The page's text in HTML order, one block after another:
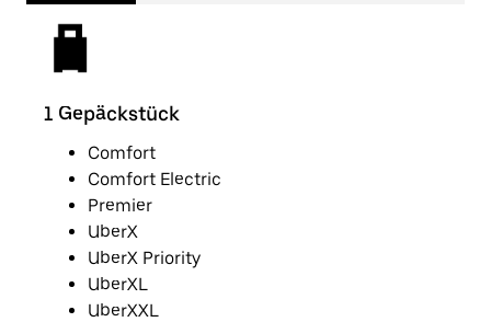
1 Gepäckstück
Comfort
Comfort Electric
Premier
UberX
UberX Priority
UberXL
UberXXL